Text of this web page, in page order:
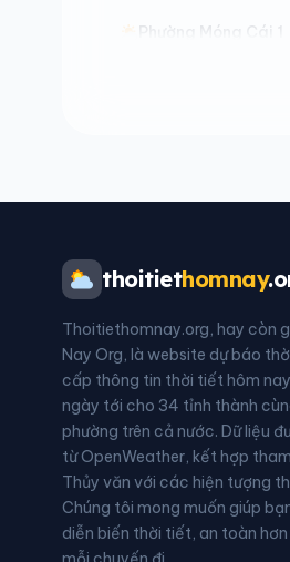
Phường Móng Cái 1
Xã Hải Ninh
Xã Lục Hồn
Xã Quảng La
Xã Vĩnh Thực
thoitiethomnay
Thoitiethomnay.org, hay còn
Nay Org, là website dự báo
cấp thông tin thời tiết hôm
ngày tới cho 34 tỉnh thành
phường trên cả nước. Dữ liệu
từ OpenWeather, kết hợp
Thủy văn với các hiện tượng
Chúng tôi mong muốn giúp
diễn biến thời tiết, an toàn